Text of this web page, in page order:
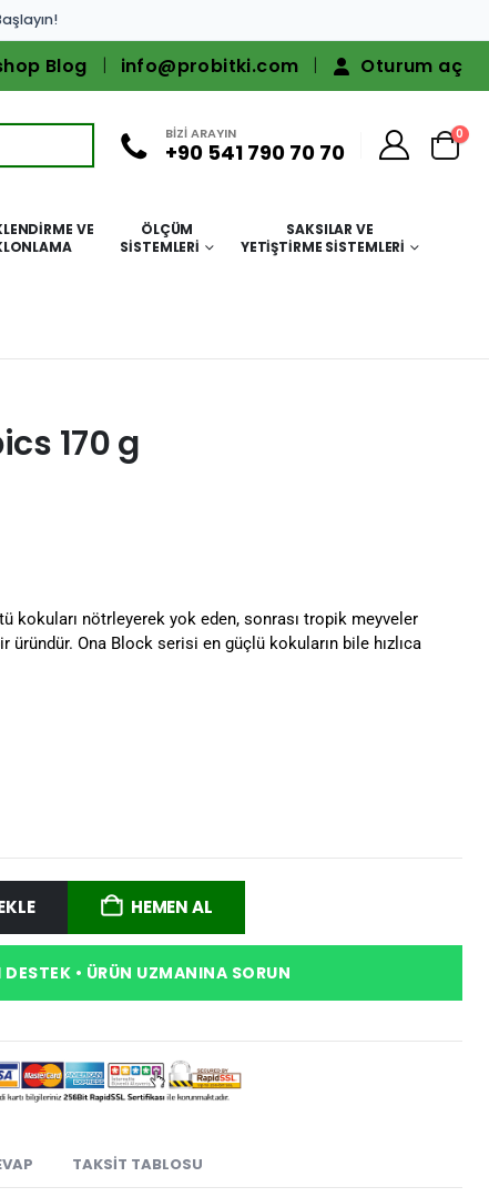
Blog info@probitki.com Oturum aç
BİZİ ARAYIN
+90 541 790 70 70
0
VE
ÖLÇÜM
SISTEMLERI
SAKSILAR VE
YETIŞTIRME SISTEMLERI
170 g
kokuları nötrleyerek yok eden, sonrası tropik meyveler
üründür. Ona Block serisi en güçlü kokuların bile hızlıca
HEMEN AL
DESTEK • ÜRÜN UZMANINA SORUN
TAKSIT TABLOSU